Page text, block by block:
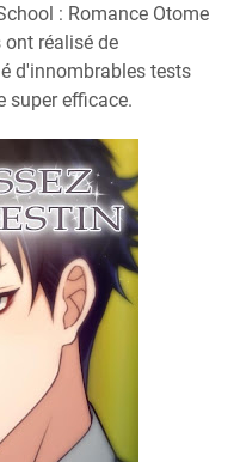
: Romance Otome
ont réalisé de
d'innombrables tests
super efficace.